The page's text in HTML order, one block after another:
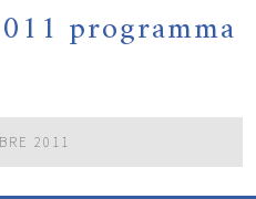
programma
2011